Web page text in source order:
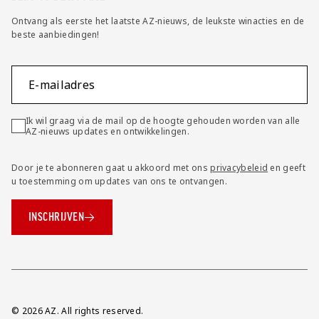
Ontvang als eerste het laatste AZ-nieuws, de leukste winacties en de
beste aanbiedingen!
E-mailadres
Ik wil graag via de mail op de hoogte gehouden worden van alle
AZ-nieuws updates en ontwikkelingen.
Door je te abonneren gaat u akkoord met onsprivacybeleid en geeft
u toestemming om updates van ons te ontvangen.
INSCHRIJVEN
Overig
© 2026 AZ. All rights reserved.